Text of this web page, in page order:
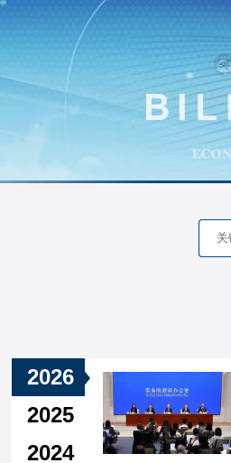
2026
2025
2024